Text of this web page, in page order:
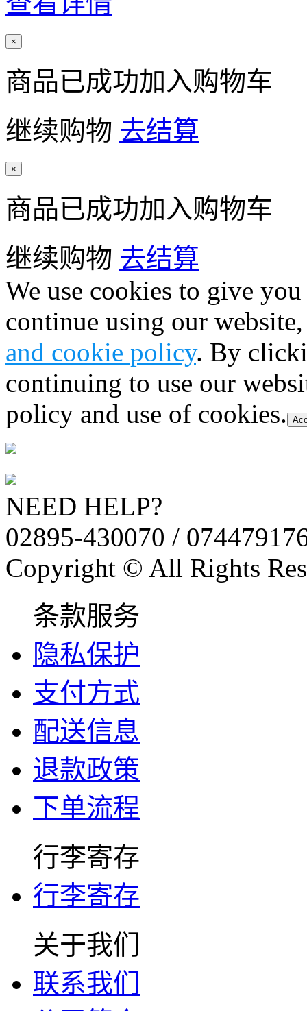
×
商品已成功加入购物车
继续购物 去结算
×
商品已成功加入购物车
继续购物 去结算
We use cookies to give
continue using our
and cookie policy. By
continuing to use our
policy and use of cookies.
NEED HELP?
02895-430070 /
Copyright © All Rights
条款服务
隐私保护
支付方式
配送信息
退款政策
下单流程
行李寄存
行李寄存
关于我们
联系我们